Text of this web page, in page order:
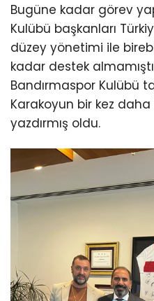
Bugüne kadar görev
Kulübü başkanları
düzey yönetimi ile
kadar destek
Bandırmaspor Kulübü
Karakoyun bir kez
yazdırmış oldu.